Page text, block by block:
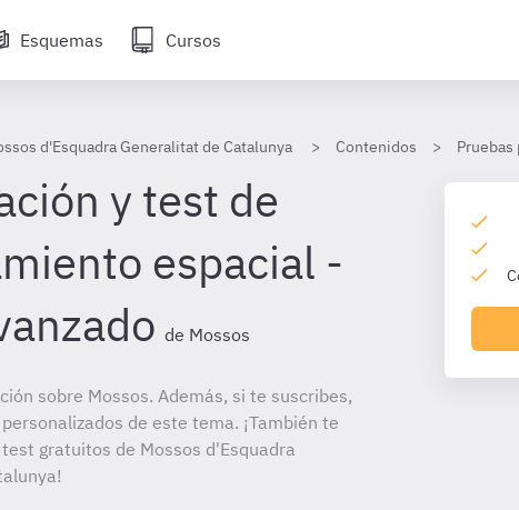
Esquemas Cursos
d'Esquadra Generalitat de Catalunya Contenidos
y test de
espacial -
de Mossos
sobre Mossos. Además, si te suscribes,
de este tema. ¡También te
gratuitos de Mossos d'Esquadra